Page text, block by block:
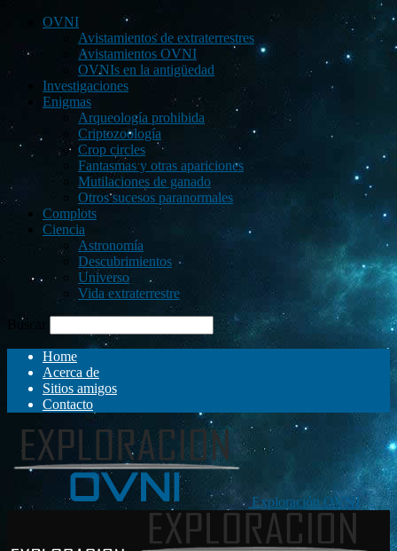
OVNI
Avistamientos de extraterrestres
Avistamientos OVNI
OVNIs en la antigüedad
Investigaciones
Enigmas
Arqueología prohibida
Criptozoología
Crop circles
Fantasmas y otras apariciones
Mutilaciones de ganado
Otros sucesos paranormales
Complots
Ciencia
Astronomía
Descubrimientos
Universo
Vida extraterrestre
Buscar
Home
Acerca de
Sitios amigos
Contacto
Exploración OVNI